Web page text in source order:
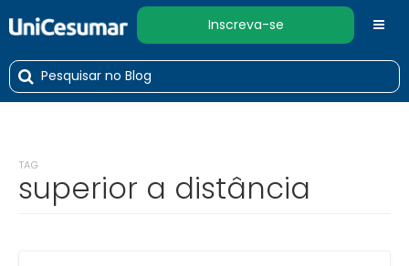
Inscreva-se
TAG
superior a distância